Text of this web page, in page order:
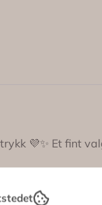
💜✨ Et fint
når du vil